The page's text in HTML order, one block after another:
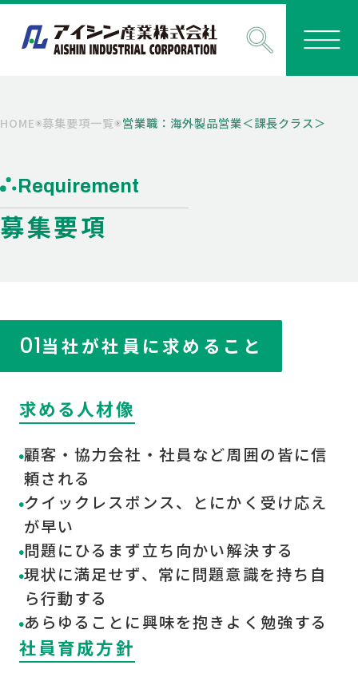
HOME 募集要項一覧 営業職：海外製品営業＜課長クラス＞
Requirement
募集要項
01当社が社員に求めること
求める人材像
顧客・協力会社・社員など周囲の皆に信
頼される
クイックレスポンス、とにかく受け応え
が早い
問題にひるまず立ち向かい解決する
現状に満足せず、常に問題意識を持ち自
ら行動する
あらゆることに興味を抱きよく勉強する
社員育成方針